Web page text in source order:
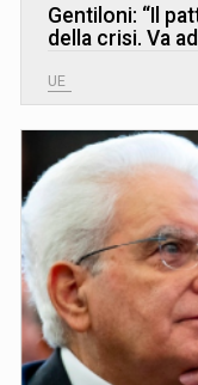
Gentiloni: “Il
della crisi. Va
UE